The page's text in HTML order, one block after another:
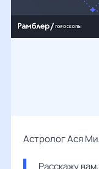
Астролог Ася
Расскажу